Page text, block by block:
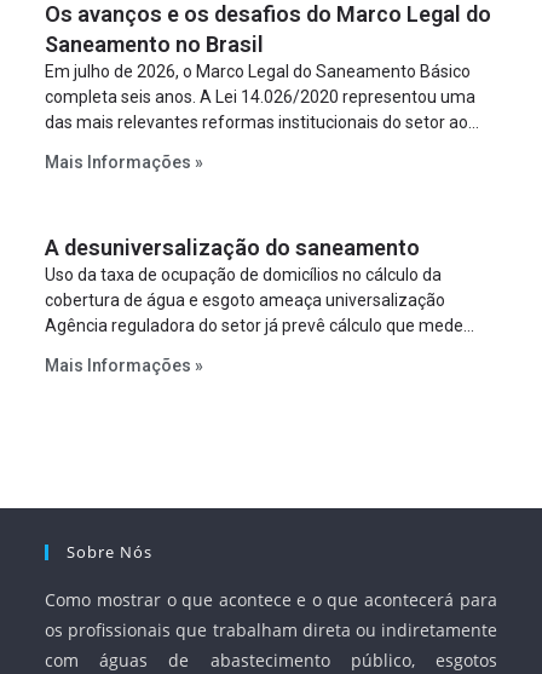
Os avanços e os desafios do Marco Legal do
Saneamento no Brasil
Em julho de 2026, o Marco Legal do Saneamento Básico
completa seis anos. A Lei 14.026/2020 representou uma
das mais relevantes reformas institucionais do setor ao
serviços, ampliar a participação da iniciativa privada,
à segurança jurídica dos contratos.
Mais Informações »
A desuniversalização do saneamento
Uso da taxa de ocupação de domicílios no cálculo da
cobertura de água e esgoto ameaça universalização
Agência reguladora do setor já prevê cálculo que mede
Mais Informações »
Sobre Nós
Como mostrar o que acontece e o que acontecerá para
os profissionais que trabalham direta ou indiretamente
com águas de abastecimento público, esgotos